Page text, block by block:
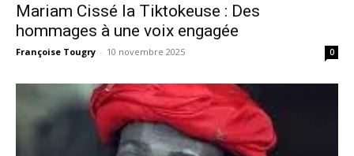
Mariam Cissé la Tiktokeuse : Des
hommages à une voix engagée
Françoise Tougry - 10 novembre 2025 0